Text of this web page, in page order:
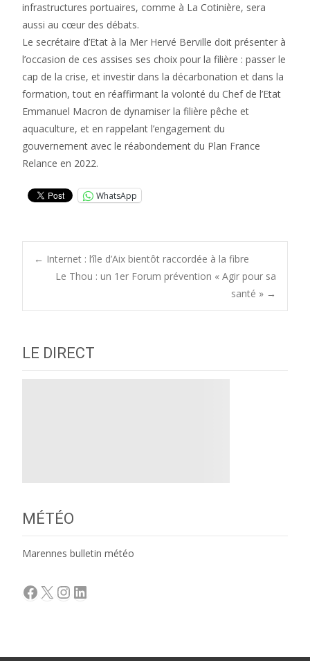
infrastructures portuaires, comme à La Cotinière, sera
aussi au cœur des débats.
Le secrétaire d’Etat à la Mer Hervé Berville doit présenter à
l’occasion de ces assises ses choix pour la filière : passer le
cap de la crise, et investir dans la décarbonation et dans la
formation, tout en réaffirmant la volonté du Chef de l’Etat
Emmanuel Macron de dynamiser la filière pêche et
aquaculture, et en rappelant l’engagement du
gouvernement avec le réabondement du Plan France
Relance en 2022.
WhatsApp
Post
navigation
← Internet : l’île d’Aix bientôt raccordée à la fibre
Le Thou : un 1er Forum prévention « Agir pour sa
santé » →
LE DIRECT
MÉTÉO
Marennes bulletin météo
Facebook
X Instagram
LinkedIn